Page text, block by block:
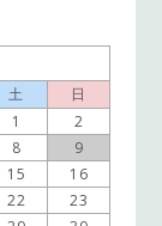
土
日
1
2
8
9
15
16
22
23